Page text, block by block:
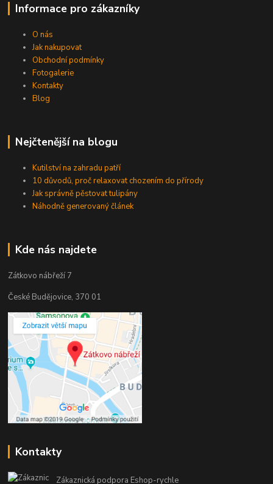
Informace pro zákazníky
O nás
Jak nakupovat
Obchodní podmínky
Fotogalerie
Kontakty
Blog
Nejčtenější na blogu
Kutilství na zahradu patří
10 důvodů, proč relaxovat chozením do přírody
Jak správně pěstovat tulipány
Náhodně generovaný článek
Kde nás najdete
Zátkovo nábřeží 7
České Budějovice, 370 01
Kontakty
Zákaznická podpora Eshop-rychle